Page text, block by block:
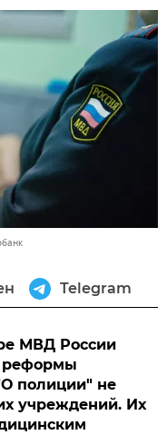
Telegram
МВД России
реформы
полиции" не
учреждений. Их